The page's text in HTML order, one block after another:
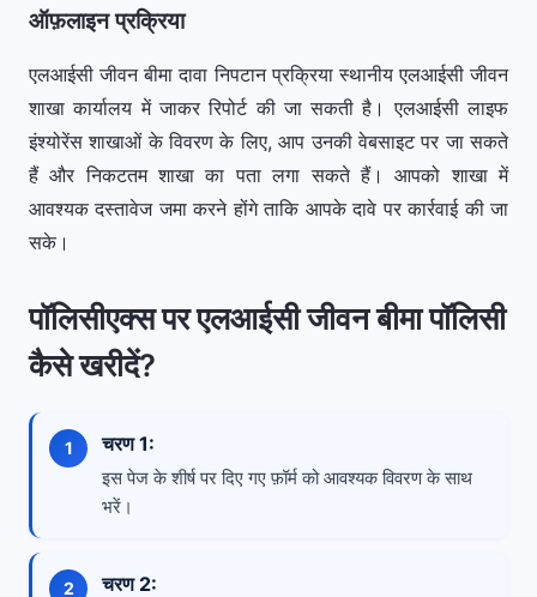
प्राकृतिक मृत्यु के मामले में: मृत्यु दावा फॉर्म, मृत्यु प्रमाण
निवास प्रमाण, मेडिकल रिकॉर्ड और नामांकित व्यक्ति का
खाता विवरण।
दुर्घटनावश मृत्यु के मामले में: उपरोक्त दस्तावेज़ों के साथ
दो अतिरिक्त दस्तावेज़ - एफ़आईआर और पोस्टमार्टम
बीमाकर्ता अपने मानदंडों के अनुसार विवरणों को सत्यापित
करेगा। यदि उन्हें किसी अतिरिक्त विवरण की आवश्यकता
होती है, तो वे कॉल या ईमेल के माध्यम से आपसे संपर्क
करेंगे। सफलतापूर्वक सत्यापन के बाद, दावे का निपटान
किया जाएगा और राशि नामांकित व्यक्ति के बैंक खाते में
स्थानांतरित कर दी जाएगी, जिसकी सूचना उसे कॉल या
ऑफ़लाइन प्रक्रिया
एलआईसी जीवन बीमा दावा निपटान प्रक्रिया स्थानीय एलआईसी जीवन
शाखा कार्यालय में जाकर रिपोर्ट की जा सकती है। एलआईसी लाइफ
इंश्योरेंस शाखाओं के विवरण के लिए, आप उनकी वेबसाइट पर जा सकते
हैं और निकटतम शाखा का पता लगा सकते हैं। आपको शाखा में
आवश्यक दस्तावेज जमा करने होंगे ताकि आपके दावे पर कार्रवाई की जा
सके।
पॉलिसीएक्स पर एलआईसी जीवन बीमा पॉलिसी
कैसे खरीदें?
चरण 1:
इस पेज के शीर्ष पर दिए गए फ़ॉर्म को आवश्यक विवरण के साथ
भरें।
चरण 2: